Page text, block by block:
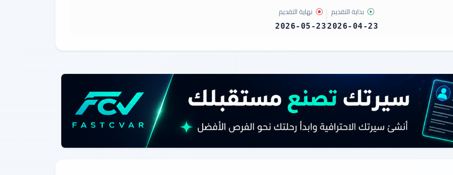
بداية التقديم
2026-04-23
نهاية التقديم
2026-05-23